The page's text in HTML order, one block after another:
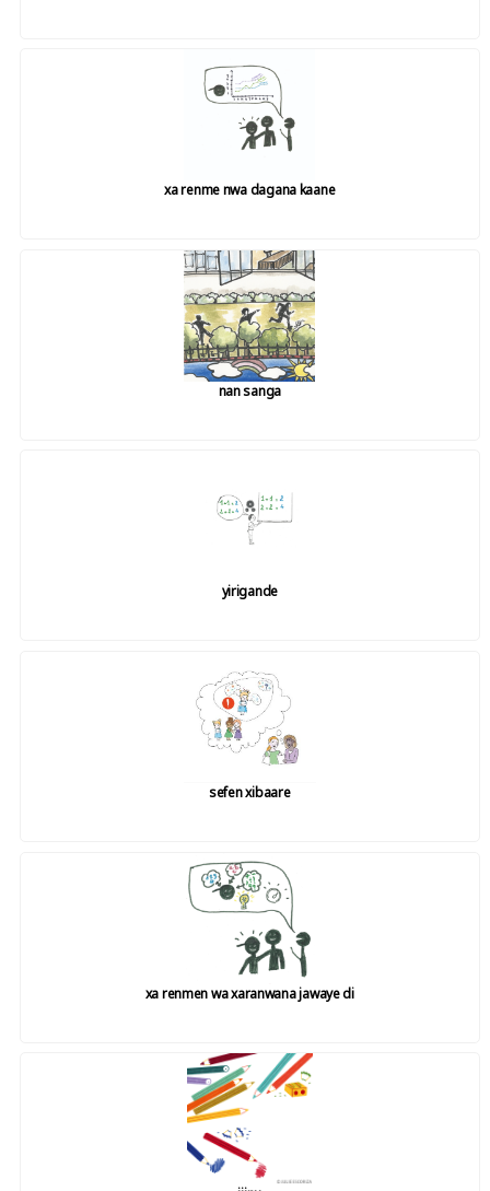
xa renme nwa dagana kaane
nan sanga
yirigande
sefen xibaare
xa renmen wa xaranwana jawaye di